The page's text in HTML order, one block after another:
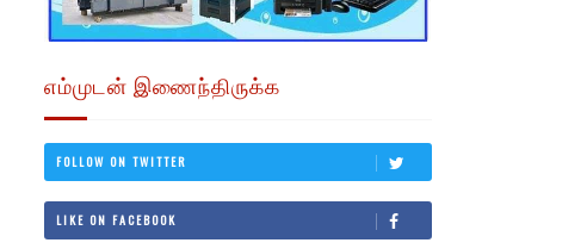
எம்முடன் இணைந்திருக்க
FOLLOW ON TWITTER
LIKE ON FACEBOOK